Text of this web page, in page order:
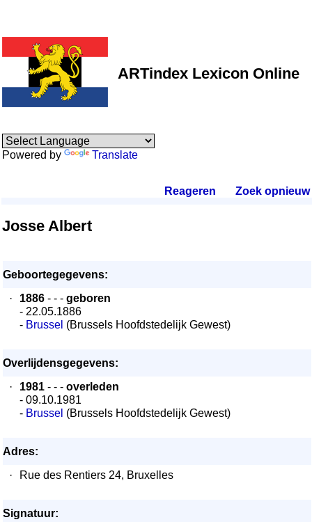
ARTindex Lexicon Online
Powered by Translate
Reageren Zoek opnieuw.
Josse Albert
Geboortegegevens:
·
1886 - - - geboren
- 22.05.1886
- Brussel (Brussels Hoofdstedelijk Gewest)
Overlijdensgegevens:
·
1981 - - - overleden
- 09.10.1981
- Brussel (Brussels Hoofdstedelijk Gewest)
Adres:
·
Rue des Rentiers 24, Bruxelles
Signatuur: